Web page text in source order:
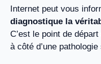
Internet peut vous
diagnostique la
C’est le point de
à côté d’une